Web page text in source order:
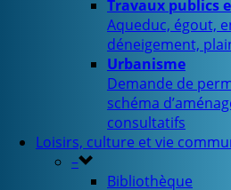
Travaux publics
Aqueduc, égout,
déneigement,
Urbanisme
Demande de
schéma
consultatifs
Loisirs, culture et vie
–
Bibliothèque